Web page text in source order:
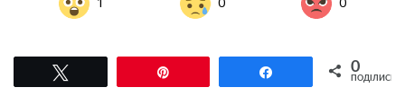
Поділитися0
ПОДІЛИСЬ